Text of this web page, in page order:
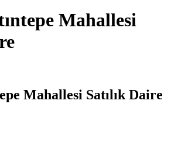
Mahallesi
Mahallesi Satılık Daire